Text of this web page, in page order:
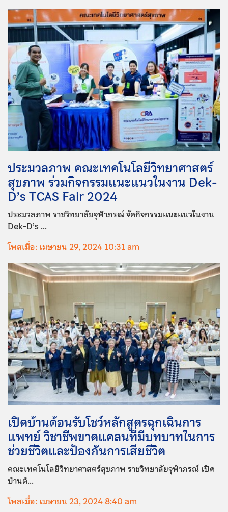
ประมวลภาพ คณะเทคโนโลยีวิทยาศาสตร์
สุขภาพ ร่วมกิจกรรมแนะแนวในงาน Dek-
D’s TCAS Fair 2024
ประมวลภาพ ราชวิทยาลัยจุฬาภรณ์ จัดกิจกรรมแนะแนวในงาน
Dek-D’s ...
โพสเมื่อ: เมษายน 29, 2024 10:31 am
เปิดบ้านต้อนรับโชว์หลักสูตรฉุกเฉินการ
แพทย์ วิชาชีพขาดแคลนที่มีบทบาทในการ
ช่วยชีวิตและป้องกันการเสียชีวิต
คณะเทคโนโลยีวิทยาศาสตร์สุขภาพ ราชวิทยาลัยจุฬาภรณ์ เปิด
บ้านต้...
โพสเมื่อ: เมษายน 23, 2024 8:40 am